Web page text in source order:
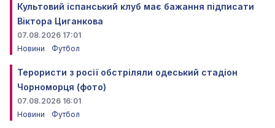
Культовий іспанський клуб має бажання підписати
Віктора Циганкова
07.08.2026 17:01
Новини
Футбол
Терористи з росії обстріляли одеський стадіон
Чорноморця (фото)
07.08.2026 16:01
Новини
Футбол